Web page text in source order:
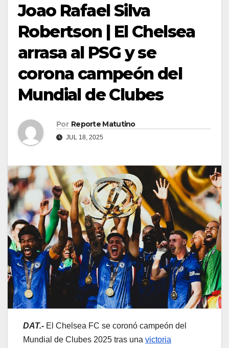
Joao Rafael Silva
Robertson | El Chelsea
arrasa al PSG y se
corona campeón del
Mundial de Clubes
Por Reporte Matutino
JUL 18, 2025
DAT.- El Chelsea FC se coronó campeón del
Mundial de Clubes 2025 tras una victoria